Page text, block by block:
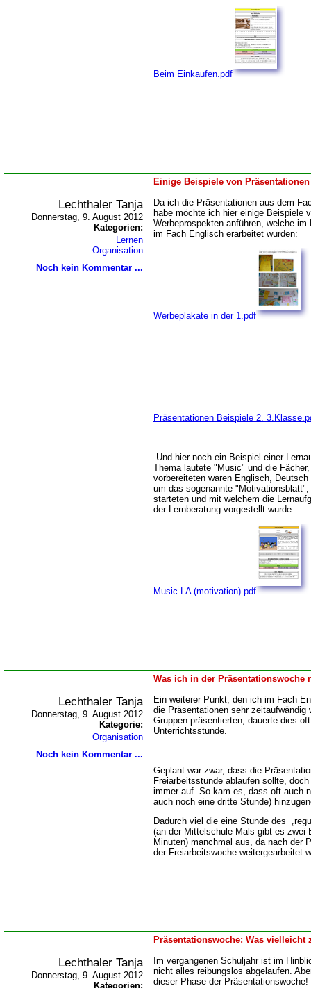
Beim Einkaufen.pdf
Einige Beispiele von
Lechthaler Tanja
Donnerstag, 9. August 2012
Kategorien:
Lernen
Organisation
Noch kein Kommentar ...
Da ich die Präsentationen aus dem
habe möchte ich hier einige Beispiele
Werbeprospekten anführen, welche
im Fach Englisch erarbeitet wurden:
Werbeplakate in der 1.pdf
Präsentationen Beispiele 2.
Und hier noch ein Beispiel einer
Thema lautete "Music" und die
vorbereiteten waren Englisch,
um das sogenannte
starteten und mit welchem die
der Lernberatung vorgestellt wurde.
Music LA (motivation).pdf
Was ich in der Präsentationswoche
Lechthaler Tanja
Donnerstag, 9. August 2012
Kategorie:
Organisation
Noch kein Kommentar ...
Ein weiterer Punkt, den ich im Fach
die Präsentationen sehr zeitaufwändig
Gruppen präsentierten, dauerte dies
Unterrichtsstunde.
Geplant war zwar, dass die
Freiarbeitsstunde ablaufen sollte,
immer auf. So kam es, dass oft auch
auch noch eine dritte Stunde)
Dadurch viel die eine Stunde des
(an der Mittelschule Mals gibt es zwei
Minuten) manchmal aus, da nach der
der Freiarbeitswoche weitergearbeitet
Präsentationswoche: Was vielleicht
Lechthaler Tanja
Donnerstag, 9. August 2012
Kategorien:
Im vergangenen Schuljahr ist im
nicht alles reibungslos abgelaufen.
dieser Phase der Präsentationswoche!